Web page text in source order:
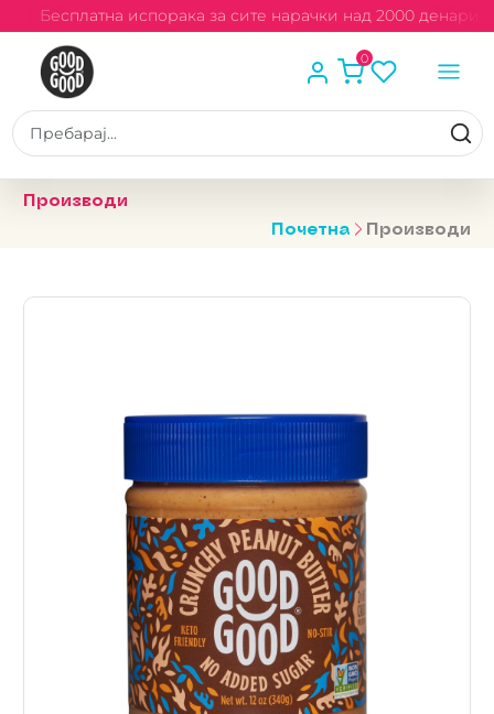
Бесплатна испорака за сите нарачки над 2000 денари
0
Производи
Почетна
Производи